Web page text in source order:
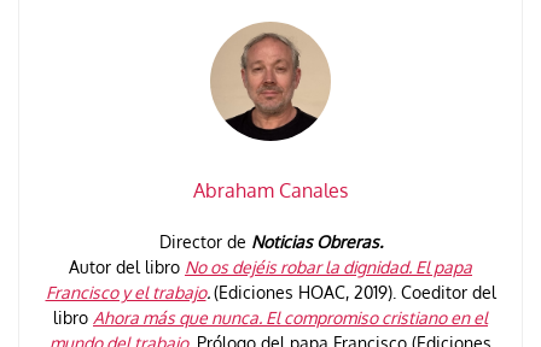
Abraham Canales
Director de Noticias Obreras.
Autor del libro No os dejéis robar la dignidad. El papa
Francisco y el trabajo.(Ediciones HOAC, 2019). Coeditor del
libro Ahora más que nunca. El compromiso cristiano en el
mundo del trabajo. Prólogo del papa Francisco (Ediciones